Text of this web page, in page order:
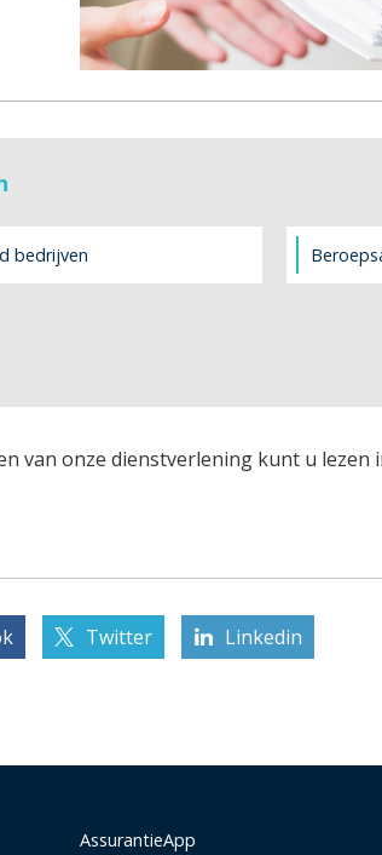
bedrijven
van onze dienstverlening kunt u lezen
Twitter Linkedin
AssurantieApp